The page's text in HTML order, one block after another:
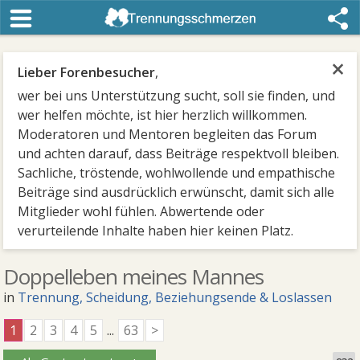
×
Lieber Forenbesucher,
wer bei uns Unterstützung sucht, soll sie finden, und
wer helfen möchte, ist hier herzlich willkommen.
Moderatoren und Mentoren begleiten das Forum
und achten darauf, dass Beiträge respektvoll bleiben.
Sachliche, tröstende, wohlwollende und empathische
Beiträge sind ausdrücklich erwünscht, damit sich alle
Mitglieder wohl fühlen. Abwertende oder
verurteilende Inhalte haben hier keinen Platz.
Doppelleben meines Mannes
in Trennung, Scheidung, Beziehungsende & Loslassen
1
2 3 4 5 ... 63 >